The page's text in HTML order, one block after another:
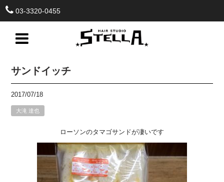
03-3320-0455
サンドイッチ
2017/07/18
大滝 達也
ローソンのタマゴサンドが凄いです